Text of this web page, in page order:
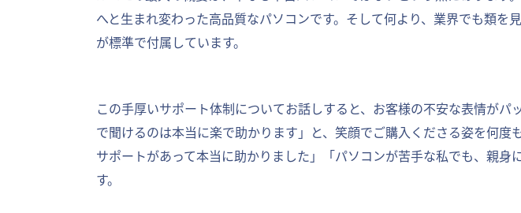
へと生まれ変わった高品質なパソコンです。そして何より、業界でも類を
が標準で付属しています。
この手厚いサポート体制についてお話しすると、お客様の不安な表情が
で聞けるのは本当に楽で助かります」と、笑顔でご購入くださる姿を何
サポートがあって本当に助かりました」「パソコンが苦手な私でも、親
す。